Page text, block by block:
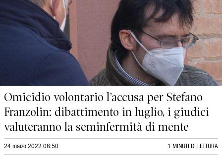
Omicidio volontario l’accusa per Stefano
Franzolin: dibattimento in luglio, i giudici
valuteranno la seminfermità di mente
24 marzo 2022 08:50 1 MINUTI DI LETTURA